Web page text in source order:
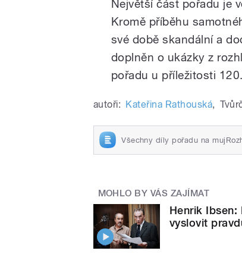
Největší část pořadu je
Kromě příběhu
své době skandální a
doplněn o ukázky z
pořadu u příležitosti
autoři: Kateřina Rathouská,
Všechny díly pořadu na
MOHLO BY VÁS ZAJÍMAT
Henrik
vyslovit